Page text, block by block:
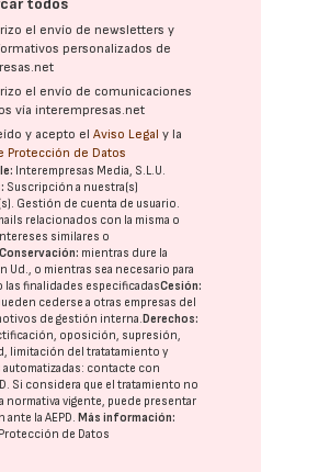
todos
el envío de newsletters y
personalizados de
el envío de comunicaciones
vía interempresas.net
y acepto elAviso Legal y la
Protección de Datos
Interempresas Media, S.L.U.
Suscripción a nuestra(s)
Gestión de cuenta de usuario.
relacionados con la misma o
similares o
Conservación: mientras dure la
Ud., o mientras sea necesario para
las finalidades especificadasCesión:
cederse a otras empresas del
de gestión interna. Derechos:
oposición, supresión,
limitación del tratatamiento y
contacte con
. Si considera que el tratamiento no
normativa vigente, puede presentar
ante laAEPD. Más información:
de Datos